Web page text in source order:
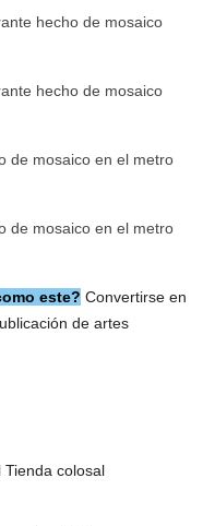
este? Convertirse en
de artes
Tienda colosal